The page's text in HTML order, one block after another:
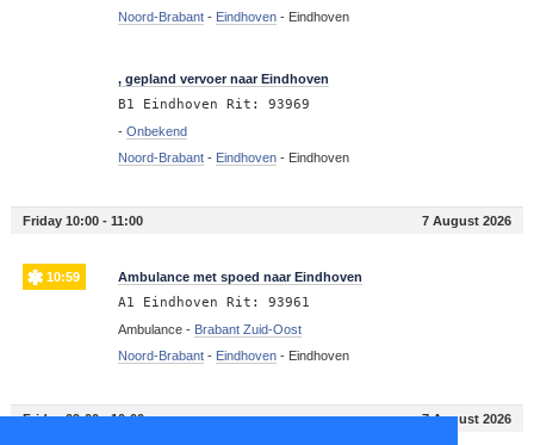
Noord-Brabant- Eindhoven- Eindhoven
, gepland vervoer naar Eindhoven
B1 Eindhoven Rit: 93969
- Onbekend
Noord-Brabant- Eindhoven- Eindhoven
Friday 10:00 - 11:00 7 August 2026
10:59 Ambulance met spoed naar Eindhoven
A1 Eindhoven Rit: 93961
Ambulance - Brabant Zuid-Oost
Noord-Brabant- Eindhoven- Eindhoven
Friday 09:00 - 10:00 7 August 2026